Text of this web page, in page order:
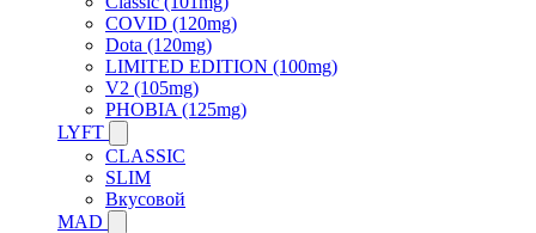
COVID (120mg)
Dota (120mg)
LIMITED EDITION (100mg)
V2 (105mg)
PHOBIA (125mg)
LYFT
CLASSIC
SLIM
Вкусовой
MAD